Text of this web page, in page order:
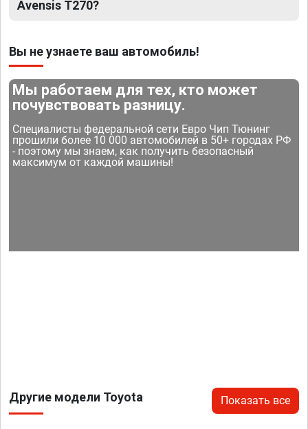
Avensis T270?
Вы не узнаете ваш автомобиль!
Мы работаем для тех, кто может
почувствовать разницу.
Специалисты федеральной сети Евро Чип Тюнинг
прошили более 10 000 автомобилей в 50+ городах РФ
- поэтому мы знаем, как получить безопасный
максимум от каждой машины!
Другие модели Toyota Показать все